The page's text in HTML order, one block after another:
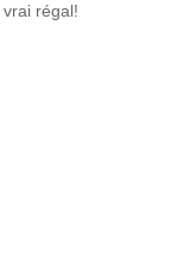
régal!